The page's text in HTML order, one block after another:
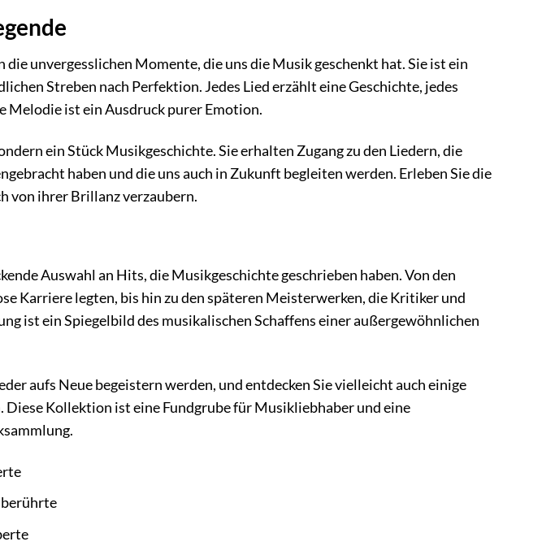
unvergesslichen Momente, die uns die Musik geschenkt hat. Sie ist ein
Streben nach Perfektion. Jedes Lied erzählt eine Geschichte, jedes
ist ein Ausdruck purer Emotion.
ein Stück Musikgeschichte. Sie erhalten Zugang zu den Liedern, die
haben und die uns auch in Zukunft begleiten werden. Erleben Sie die
von ihrer Brillanz verzaubern.
Auswahl an Hits, die Musikgeschichte geschrieben haben. Von den
Karriere legten, bis hin zu den späteren Meisterwerken, die Kritiker und
ist ein Spiegelbild des musikalischen Schaffens einer außergewöhnlichen
aufs Neue begeistern werden, und entdecken Sie vielleicht auch einige
Diese Kollektion ist eine Fundgrube für Musikliebhaber und eine
berührte